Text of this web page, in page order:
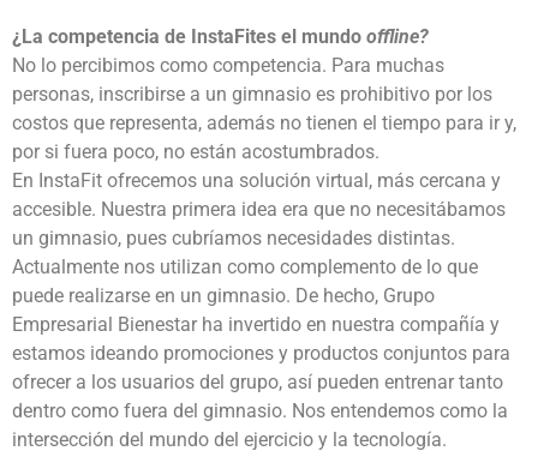
¿La competencia de InstaFites el mundo offline?
No lo percibimos como competencia. Para muchas
personas, inscribirse a un gimnasio es prohibitivo por los
costos que representa, además no tienen el tiempo para ir y,
por si fuera poco, no están acostumbrados.
En InstaFit ofrecemos una solución virtual, más cercana y
accesible. Nuestra primera idea era que no necesitábamos
un gimnasio, pues cubríamos necesidades distintas.
Actualmente nos utilizan como complemento de lo que
puede realizarse en un gimnasio. De hecho, Grupo
Empresarial Bienestar ha invertido en nuestra compañía y
estamos ideando promociones y productos conjuntos para
ofrecer a los usuarios del grupo, así pueden entrenar tanto
dentro como fuera del gimnasio. Nos entendemos como la
intersección del mundo del ejercicio y la tecnología.